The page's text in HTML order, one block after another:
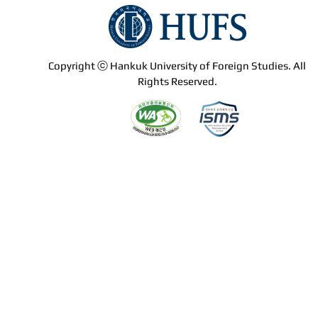
Copyright ⓒ Hankuk University of Foreign Studies. All
Rights Reserved.